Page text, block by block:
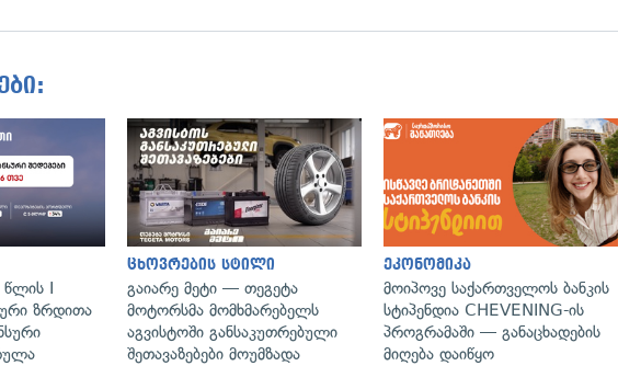
I
ზრდითა
ცხოვრების სტილი
გაიარე მეტი — თეგეტა
მოტორსმა მომხმარებელს
აგვისტოში განსაკუთრებული
შეთავაზებები მოუმზადა
ეკონომიკა
მოიპოვე საქართველოს ბანკის
სტიპენდია CHEVENING-ის
პროგრამაში — განაცხადების
მიღება დაიწყო